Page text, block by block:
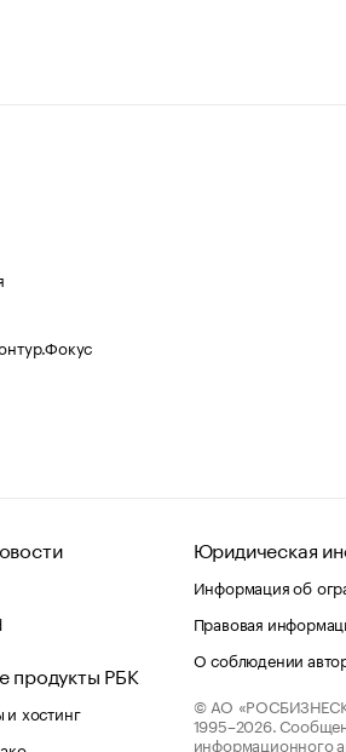
продукты РБК
хостинг
Юридическая
Информация об
Правовая
О соблюдении
© АО
1995–2026.
информационного